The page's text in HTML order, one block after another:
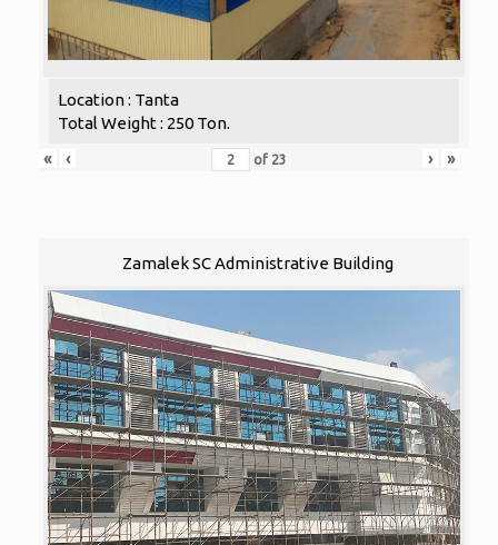
Location : Tanta
Total Weight : 250 Ton.
«
‹ of 23 › »
Zamalek SC Administrative Building